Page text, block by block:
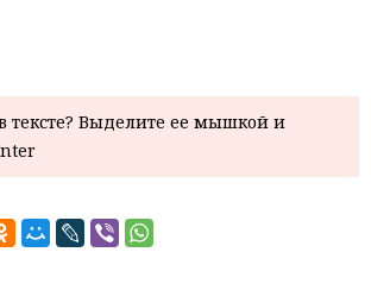
Выделите ее мышкой и